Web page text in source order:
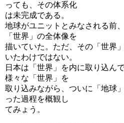
っても、その体系化
は未完成である。
地球がユニットとみなされる前
「世界」の全体像を
描いていた。ただ、その「世界
いたわけではない。
日本は「世界」を内に取り込ん
様々な「世界」を
取り込みながら、ついに「地球
った過程を概観し
てみょう。